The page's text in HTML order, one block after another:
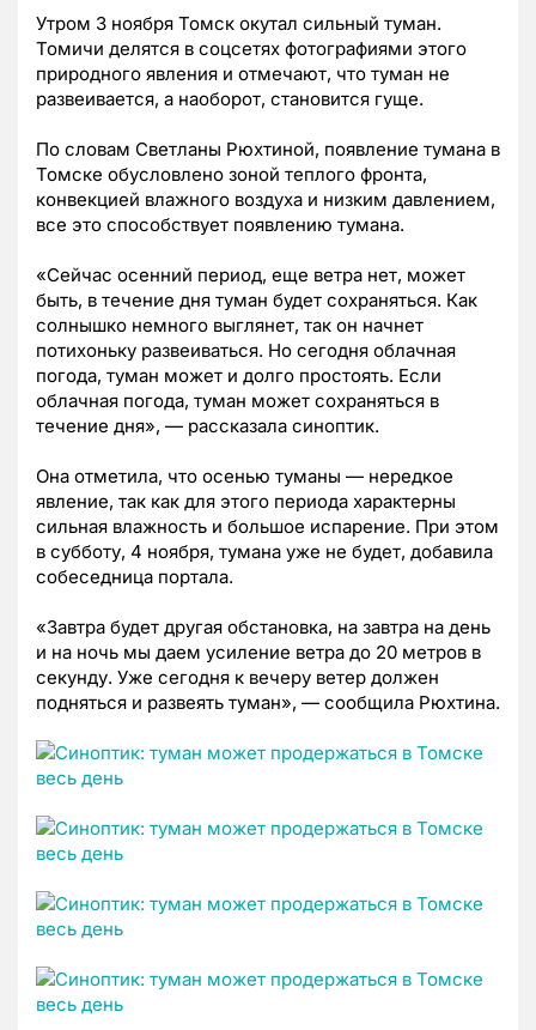
Утром 3 ноября Томск окутал сильный туман.
Томичи делятся в соцсетях фотографиями этого
природного явления и отмечают, что туман не
развеивается, а наоборот, становится гуще.
По словам Светланы Рюхтиной, появление тумана в
Томске обусловлено зоной теплого фронта,
конвекцией влажного воздуха и низким давлением,
все это способствует появлению тумана.
«Сейчас осенний период, еще ветра нет, может
быть, в течение дня туман будет сохраняться. Как
солнышко немного выглянет, так он начнет
потихоньку развеиваться. Но сегодня облачная
погода, туман может и долго простоять. Если
облачная погода, туман может сохраняться в
течение дня», — рассказала синоптик.
Она отметила, что осенью туманы — нередкое
явление, так как для этого периода характерны
сильная влажность и большое испарение. При этом
в субботу, 4 ноября, тумана уже не будет, добавила
собеседница портала.
«Завтра будет другая обстановка, на завтра на день
и на ночь мы даем усиление ветра до 20 метров в
секунду. Уже сегодня к вечеру ветер должен
подняться и развеять туман», — сообщила Рюхтина.